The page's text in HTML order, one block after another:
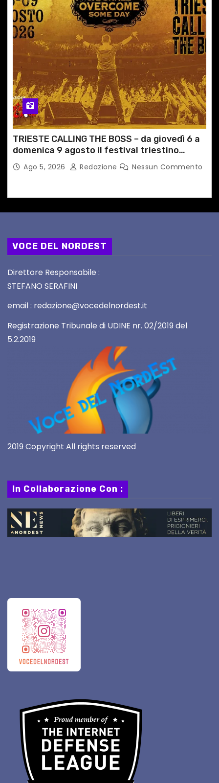
TRIESTE CALLING THE BOSS – da giovedì 6 a
domenica 9 agosto il festival triestino
dedicato a Springsteen
Ago 5, 2026 Redazione Nessun Commento
VOCE DEL NORDEST
Direttore Responsabile :
STEFANO SERAFINI
email : redazione@vocedelnordest.it
Registrazione Tribunale di UDINE nr. 02/2019 del
5.2.2019
2019 Copyright All rights reserved
In Collaborazione Con :